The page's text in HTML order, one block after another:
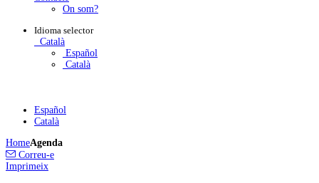
On som?
Idioma selector
Català
Español
Català
Español
Català
HomeAgenda
Correu-e
Imprimeix